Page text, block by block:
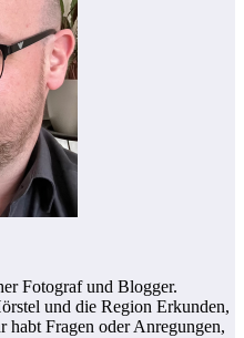
Fotograf und Blogger.
und die Region Erkunden,
habt Fragen oder Anregungen,